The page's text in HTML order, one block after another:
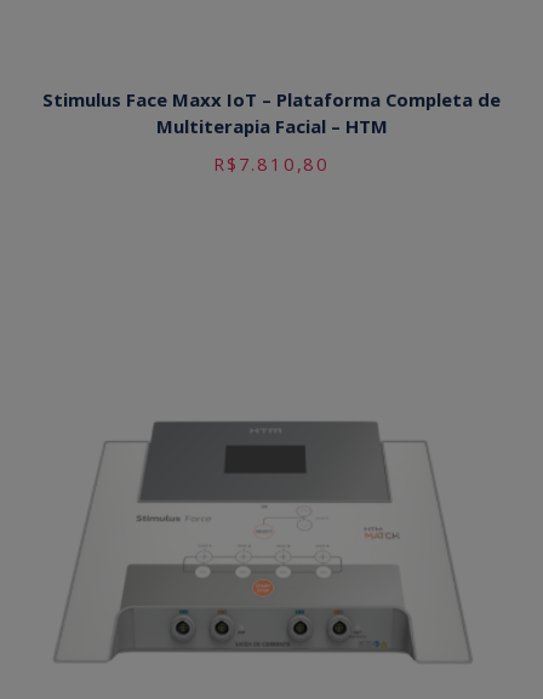
Stimulus Face Maxx IoT – Plataforma Completa de
Multiterapia Facial – HTM
R$ 7.810,80